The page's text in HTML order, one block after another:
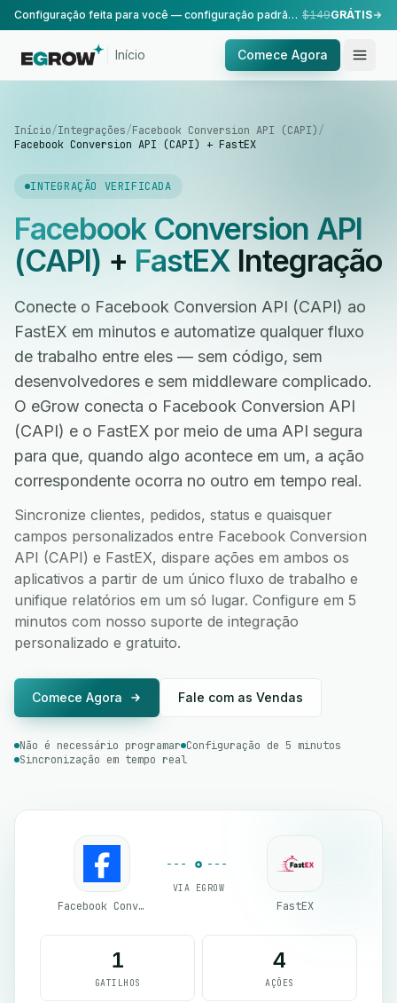
Configuração feita para você — configuração padrão, realizada pela nossa equipe. $149GRÁTIS
Início Comece Agora
Início/Integrações/Facebook Conversion API (CAPI)/
Facebook Conversion API (CAPI) + FastEX
INTEGRAÇÃO VERIFICADA
Facebook Conversion API
(CAPI) + FastEX Integração
Conecte o Facebook Conversion API (CAPI) ao
FastEX em minutos e automatize qualquer fluxo
de trabalho entre eles — sem código, sem
desenvolvedores e sem middleware complicado.
O eGrow conecta o Facebook Conversion API
(CAPI) e o FastEX por meio de uma API segura
para que, quando algo acontece em um, a ação
correspondente ocorra no outro em tempo real.
Sincronize clientes, pedidos, status e quaisquer
campos personalizados entre Facebook Conversion
API (CAPI) e FastEX, dispare ações em ambos os
aplicativos a partir de um único fluxo de trabalho e
unifique relatórios em um só lugar. Configure em 5
minutos com nosso suporte de integração
personalizado e gratuito.
Comece Agora Fale com as Vendas
Não é necessário programar Configuração de 5 minutos
Sincronização em tempo real
Facebook Conversion API (CAPI)
VIA EGROW
FastEX
1
GATILHOS
4
AÇÕES